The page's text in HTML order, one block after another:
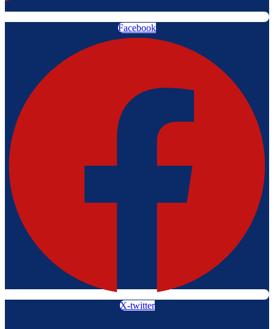
Facebook
X-twitter